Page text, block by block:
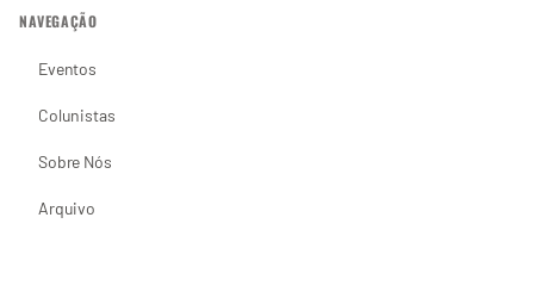
NAVEGAÇÃO
Eventos
Colunistas
Sobre Nós
Arquivo